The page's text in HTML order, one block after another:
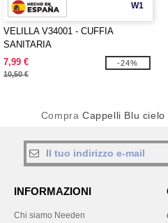
W1
VELILLA V34001 - CUFFIA
SANITARIA
7,99 €
10,50 €
-24%
CompraCappelli Blu cielo
INFORMAZIONI
Chi siamo Needen